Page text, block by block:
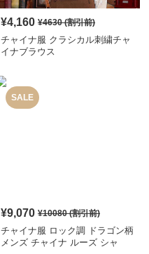
¥4,160 ¥4630(割引前)
チャイナ服 クラシカル刺繍チャ
イナブラウス
SALE
¥9,070 ¥10080(割引前)
チャイナ服 ロック調 ドラゴン柄
メンズ チャイナ ルーズ シャ